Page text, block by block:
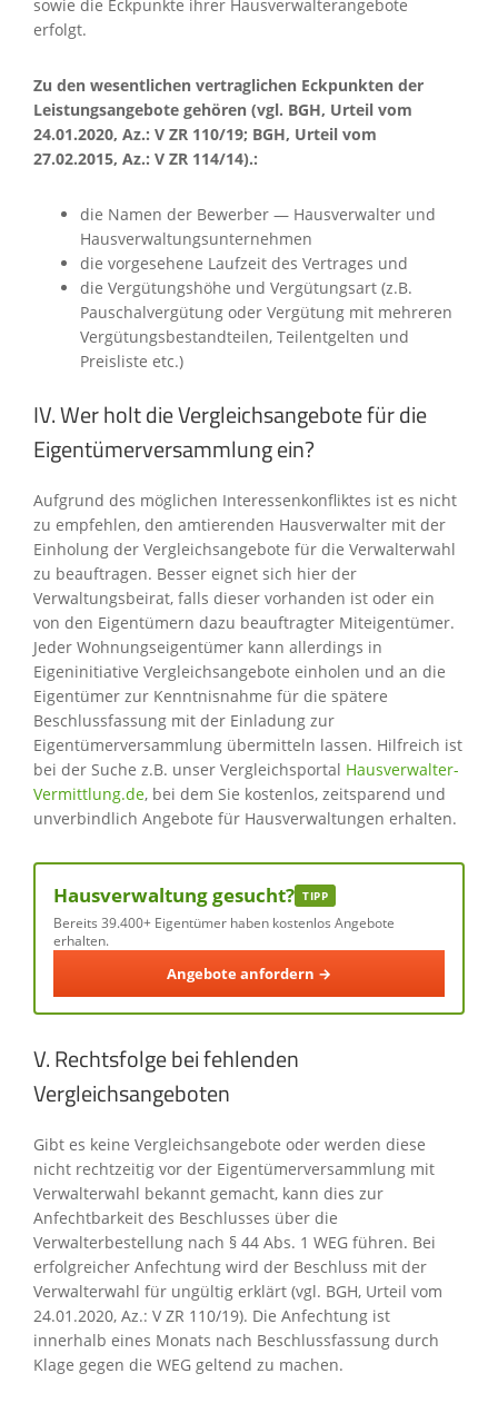
sowie die Eckpunkte ihrer Hausverwalterangebote
erfolgt.
Zu den wesentlichen vertraglichen Eckpunkten der
Leistungsangebote gehören (vgl. BGH, Urteil vom
24.01.2020, Az.: V ZR 110/19; BGH, Urteil vom
27.02.2015, Az.: V ZR 114/14).:
die Namen der Bewerber — Hausverwalter und
Hausverwaltungsunternehmen
die vorgesehene Laufzeit des Vertrages und
die Vergütungshöhe und Vergütungsart (z.B.
Pauschalvergütung oder Vergütung mit mehreren
Vergütungsbestandteilen, Teilentgelten und
Preisliste etc.)
IV. Wer holt die Vergleichsangebote für die
Eigentümerversammlung ein?
Aufgrund des möglichen Interessenkonfliktes ist es nicht
zu empfehlen, den amtierenden Hausverwalter mit der
Einholung der Vergleichsangebote für die Verwalterwahl
zu beauftragen. Besser eignet sich hier der
Verwaltungsbeirat, falls dieser vorhanden ist oder ein
von den Eigentümern dazu beauftragter Miteigentümer.
Jeder Wohnungseigentümer kann allerdings in
Eigeninitiative Vergleichsangebote einholen und an die
Eigentümer zur Kenntnisnahme für die spätere
Beschlussfassung mit der Einladung zur
Eigentümerversammlung übermitteln lassen. Hilfreich ist
bei der Suche z.B. unser Vergleichsportal Hausverwalter-
Vermittlung.de, bei dem Sie kostenlos, zeitsparend und
unverbindlich Angebote für Hausverwaltungen erhalten.
Hausverwaltung gesucht? TIPP
Bereits 39.400+ Eigentümer haben kostenlos Angebote
erhalten.
Angebote anfordern →
V. Rechtsfolge bei fehlenden
Vergleichsangeboten
Gibt es keine Vergleichsangebote oder werden diese
nicht rechtzeitig vor der Eigentümerversammlung mit
Verwalterwahl bekannt gemacht, kann dies zur
Anfechtbarkeit des Beschlusses über die
Verwalterbestellung nach § 44 Abs. 1 WEG führen. Bei
erfolgreicher Anfechtung wird der Beschluss mit der
Verwalterwahl für ungültig erklärt (vgl. BGH, Urteil vom
24.01.2020, Az.: V ZR 110/19). Die Anfechtung ist
innerhalb eines Monats nach Beschlussfassung durch
Klage gegen die WEG geltend zu machen.